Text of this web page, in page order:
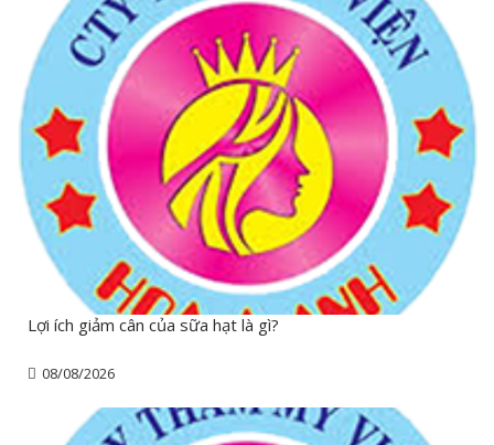
Lợi ích giảm cân của sữa hạt là gì?
08/08/2026